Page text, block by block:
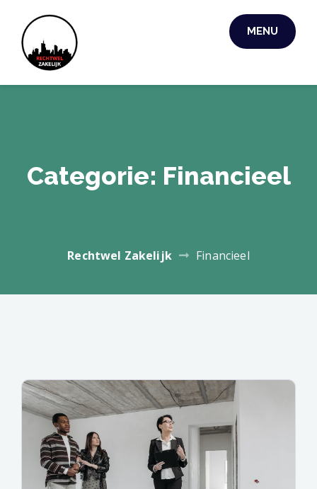
content
MENU
Categorie: Financieel
Rechtwel Zakelijk Financieel